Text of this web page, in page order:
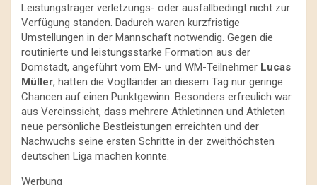
Leistungsträger verletzungs- oder ausfallbedingt nicht zur
Verfügung standen. Dadurch waren kurzfristige
Umstellungen in der Mannschaft notwendig. Gegen die
routinierte und leistungsstarke Formation aus der
Domstadt, angeführt vom EM- und WM-Teilnehmer Lucas
Müller, hatten die Vogtländer an diesem Tag nur geringe
Chancen auf einen Punktgewinn. Besonders erfreulich war
aus Vereinssicht, dass mehrere Athletinnen und Athleten
neue persönliche Bestleistungen erreichten und der
Nachwuchs seine ersten Schritte in der zweithöchsten
deutschen Liga machen konnte.
Werbung